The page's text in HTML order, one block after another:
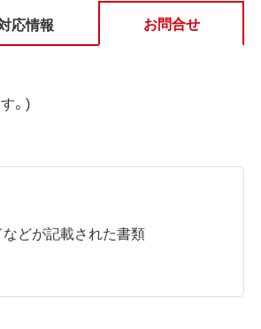
応情報 お問合せ
。)
どが記載された書類